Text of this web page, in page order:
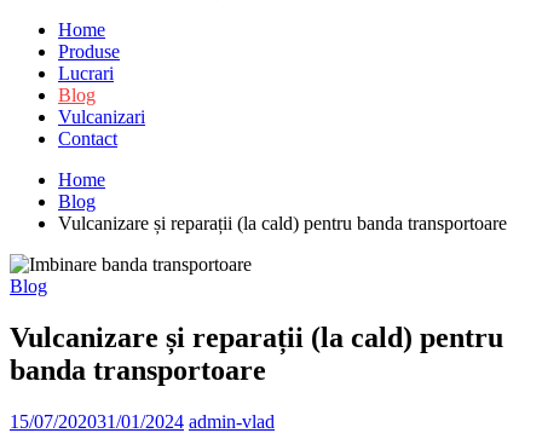
Home
Produse
Lucrari
Blog
Vulcanizari
Contact
Home
Blog
Vulcanizare și reparații (la cald) pentru banda transportoare
Blog
Vulcanizare și reparații (la cald) pentru
banda transportoare
15/07/202031/01/2024 admin-vlad